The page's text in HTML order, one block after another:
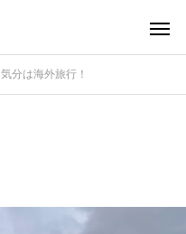
気分は海外旅行！